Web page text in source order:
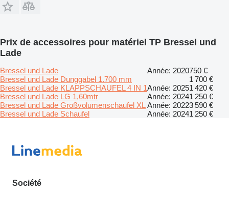
Prix de accessoires pour matériel TP Bressel und
Lade
Bressel und Lade Année: 2020750 €
Bressel und Lade Dunggabel 1.700 mm
1 700 €
Bressel und Lade KLAPPSCHAUFEL 4 IN 1Année: 20251 420 €
Bressel und Lade LG 1,60mtr
Année: 20241 250 €
Bressel und Lade Großvolumenschaufel XL Année: 20223 590 €
Bressel und Lade Schaufel
Année: 20241 250 €
Société